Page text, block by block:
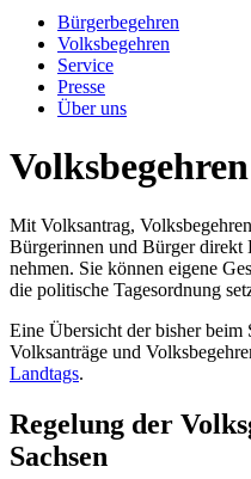
Bürgerbegehren
Volksbegehren
Service
Presse
Über uns
Volksbegehren
Mit Volksantrag,
Bürgerinnen und Bürger
nehmen. Sie können eigene
die politische Tagesordnung
Eine Übersicht der bisher beim
Volksanträge und
Landtags.
Regelung der
Sachsen